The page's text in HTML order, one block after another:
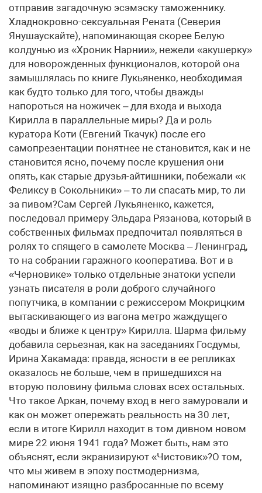
отправив загадочную эсэмэску таможеннику.
Хладнокровно-сексуальная Рената (Северия
Янушаускайте), напоминающая скорее Белую
колдунью из «Хроник Нарнии», нежели «акушерку»
для новорожденных функционалов, которой она
замышлялась по книге Лукьяненко, необходимая
как будто только для того, чтобы дважды
напороться на ножичек – для входа и выхода
Кирилла в параллельные миры? Да и роль
куратора Коти (Евгений Ткачук) после его
самопрезентации понятнее не становится, как и не
становится ясно, почему после крушения они
опять, как старые друзья-айтишники, побежали «к
Феликсу в Сокольники» – то ли спасать мир, то ли
за пивом?Сам Сергей Лукьяненко, кажется,
последовал примеру Эльдара Рязанова, который в
собственных фильмах предпочитал появляться в
ролях то спящего в самолете Москва – Ленинград,
то на собрании гаражного кооператива. Вот и в
«Черновике» только отдельные знатоки успели
узнать писателя в роли доброго случайного
попутчика, в компании с режиссером Мокрицким
вытаскивающего из вагона метро жаждущего
«воды и ближе к центру» Кирилла. Шарма фильму
добавила серьезная, как на заседаниях Госдумы,
Ирина Хакамада: правда, ясности в ее репликах
оказалось не больше, чем в пришедшихся на
вторую половину фильма словах всех остальных.
Что такое Аркан, почему вход в него замуровали и
как он может опережать реальность на 30 лет,
если в итоге Кирилл находит в том дивном новом
мире 22 июня 1941 года? Может быть, нам это
объяснят, если экранизируют «Чистовик»?О том,
что мы живем в эпоху постмодернизма,
напоминают изящно разбросанные по всему